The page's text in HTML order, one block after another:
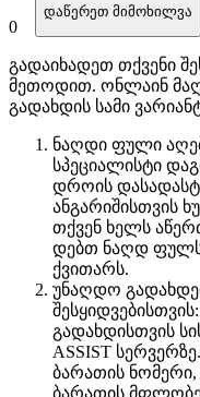
0
დაწერეთ მიმოხილვა
გადაიხადეთ თქვენი
მეთოდით. ​​ონლაინ
გადახდის სამი
ნაღდი ფული
სპეციალისტი
დროის
ანგარიშისთვის
თქვენ ხელს
დებთ ნაღდ
ქვითარს.
უნაღდო
გადახდისთვის
ASSIST
ბარათის
ბარათის